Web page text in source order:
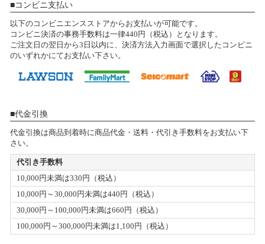
コンビニ支払い
以下のコンビニエンスストアからお支払いが可能です。
コンビニ決済の事務手数料は一律440円（税込）となります。
ご注文日の翌日から3日以内に、決済方法入力画面で選択したコンビニ
のいずれかにてお支払い下さい。
代金引換
代金引換は商品到着時に商品代金・送料・代引き手数料をお支払い下
さい。
代引き手数料
10,000円未満は330円（税込）
10,000円～30,000円未満は440円（税込）
30,000円～100,000円未満は660円（税込）
100,000円～300,000円未満は1,100円（税込）